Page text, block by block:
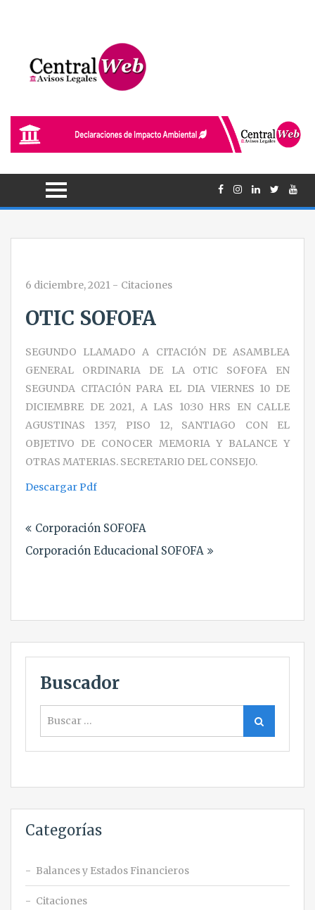
6 diciembre, 2021 - Citaciones
OTIC SOFOFA
SEGUNDO LLAMADO A CITACIÓN DE ASAMBLEA
GENERAL ORDINARIA DE LA OTIC SOFOFA EN
SEGUNDA CITACIÓN PARA EL DIA VIERNES 10 DE
DICIEMBRE DE 2021, A LAS 10:30 HRS EN CALLE
AGUSTINAS 1357, PISO 12, SANTIAGO CON EL
OBJETIVO DE CONOCER MEMORIA Y BALANCE Y
OTRAS MATERIAS. SECRETARIO DEL CONSEJO.
Descargar Pdf
de
entradas
Corporación SOFOFA
Corporación Educacional SOFOFA
Buscador
Buscar
Categorías
Balances y Estados Financieros
Citaciones